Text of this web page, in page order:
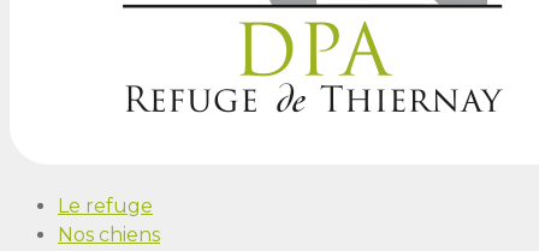
Le refuge
Nos chiens